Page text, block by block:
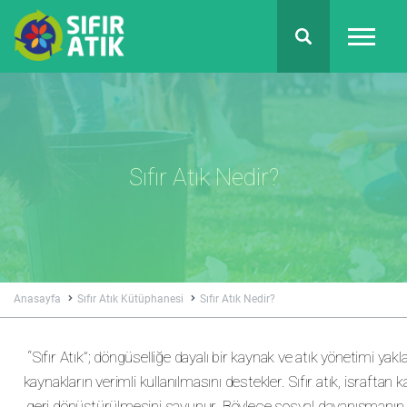
Sıfır Atık Nedir?
Anasayfa Sıfır Atık Kütüphanesi Sıfır Atık Nedir?
“Sıfır Atık”; döngüselliğe dayalı bir kaynak ve atık yönetimi
kaynakların verimli kullanılmasını destekler. Sıfır atık, israftan